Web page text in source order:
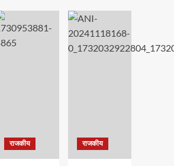
“जोल्लेंची”
एक
राजकीय राजकीय